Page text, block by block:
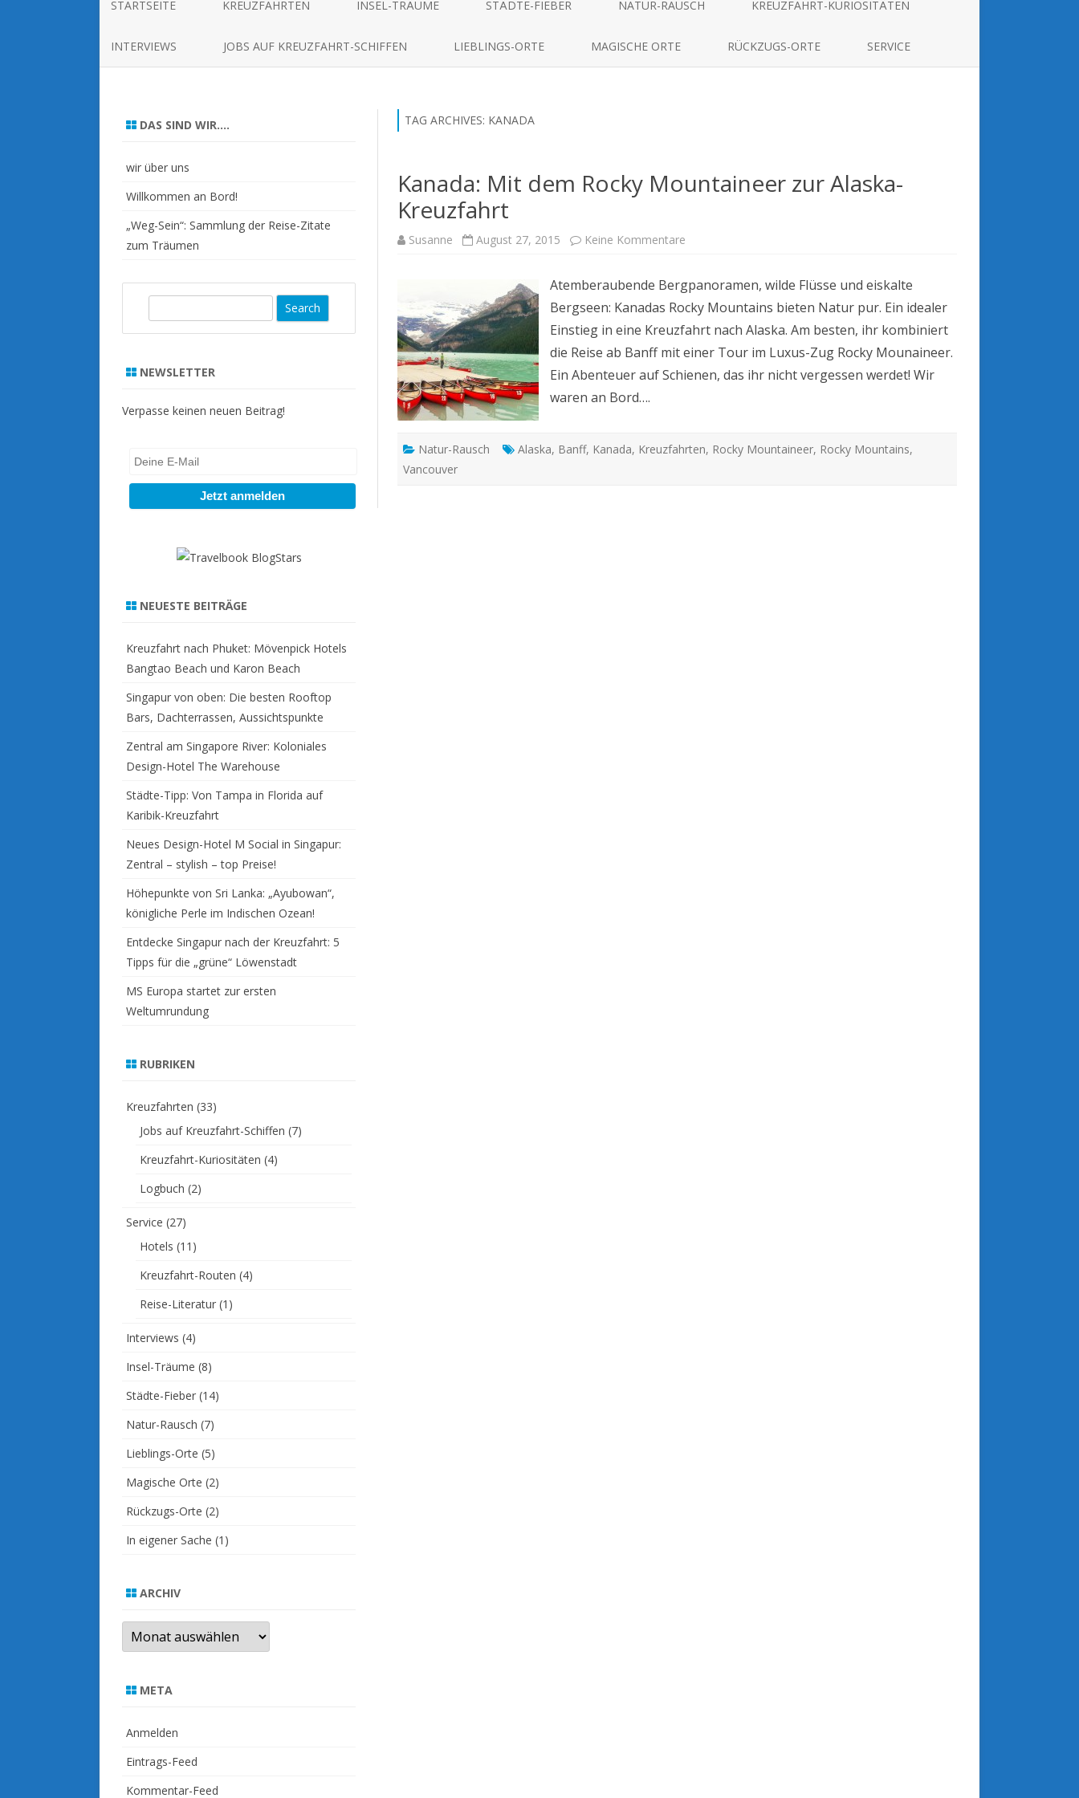
STARTSEITE KREUZFAHRTEN INSEL-TRÄUME STÄDTE-FIEBER NATUR-RAUSCH KREUZFAHRT-KURIOSITÄTEN
INTERVIEWS JOBS AUF KREUZFAHRT-SCHIFFEN LIEBLINGS-ORTE MAGISCHE ORTE RÜCKZUGS-ORTE SERVICE
TAG ARCHIVES: KANADA
Kanada: Mit dem Rocky Mountaineer zur Alaska-
Kreuzfahrt
Susanne August 27, 2015 Keine Kommentare
Rocky
Mountaineer
zur
Alaska-
Kreuzfahrt
Atemberaubende Bergpanoramen, wilde Flüsse und eiskalte
Bergseen: Kanadas Rocky Mountains bieten Natur pur. Ein idealer
Einstieg in eine Kreuzfahrt nach Alaska. Am besten, ihr kombiniert
die Reise ab Banff mit einer Tour im Luxus-Zug Rocky Mounaineer.
Ein Abenteuer auf Schienen, das ihr nicht vergessen werdet! Wir
waren an Bord….
Natur-Rausch Alaska, Banff, Kanada, Kreuzfahrten, Rocky Mountaineer, Rocky Mountains,
Vancouver
DAS SIND WIR….
wir über uns
Willkommen an Bord!
„Weg-Sein“: Sammlung der Reise-Zitate
zum Träumen
c
NEWSLETTER
Verpasse keinen neuen Beitrag!
NEUESTE BEITRÄGE
Kreuzfahrt nach Phuket: Mövenpick Hotels
Bangtao Beach und Karon Beach
Singapur von oben: Die besten Rooftop
Bars, Dachterrassen, Aussichtspunkte
Zentral am Singapore River: Koloniales
Design-Hotel The Warehouse
Städte-Tipp: Von Tampa in Florida auf
Karibik-Kreuzfahrt
Neues Design-Hotel M Social in Singapur:
Zentral – stylish – top Preise!
Höhepunkte von Sri Lanka: „Ayubowan“,
königliche Perle im Indischen Ozean!
Entdecke Singapur nach der Kreuzfahrt: 5
Tipps für die „grüne“ Löwenstadt
MS Europa startet zur ersten
Weltumrundung
RUBRIKEN
Kreuzfahrten (33)
Jobs auf Kreuzfahrt-Schiffen (7)
Kreuzfahrt-Kuriositäten (4)
Logbuch (2)
Service (27)
Hotels (11)
Kreuzfahrt-Routen (4)
Reise-Literatur (1)
Interviews (4)
Insel-Träume (8)
Städte-Fieber (14)
Natur-Rausch (7)
Lieblings-Orte (5)
Magische Orte (2)
Rückzugs-Orte (2)
In eigener Sache (1)
ARCHIV
Archiv
META
Anmelden
Eintrags-Feed
Kommentar-Feed